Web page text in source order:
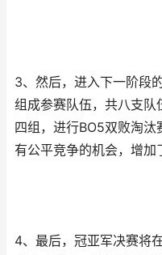
3、然后，进入下一阶段
组成参赛队伍，共八支
四组，进行BO5双败淘
有公平竞争的机会，增加
4、最后，冠亚军决赛将